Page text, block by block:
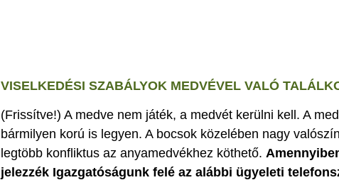
VISELKEDÉSI SZABÁLYOK MEDVÉVEL VALÓ
(Frissítve!) A medve nem játék, a medvét kerülni kell. A
bármilyen korú is legyen. A bocsok közelében nagy
legtöbb konfliktus az anyamedvékhez köthető.
jelezzék Igazgatóságunk felé az alábbi ügyeleti